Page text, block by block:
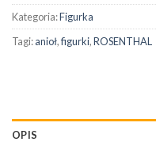
Kategoria:Figurka
Tagi:anioł,figurki,ROSENTHAL
OPIS